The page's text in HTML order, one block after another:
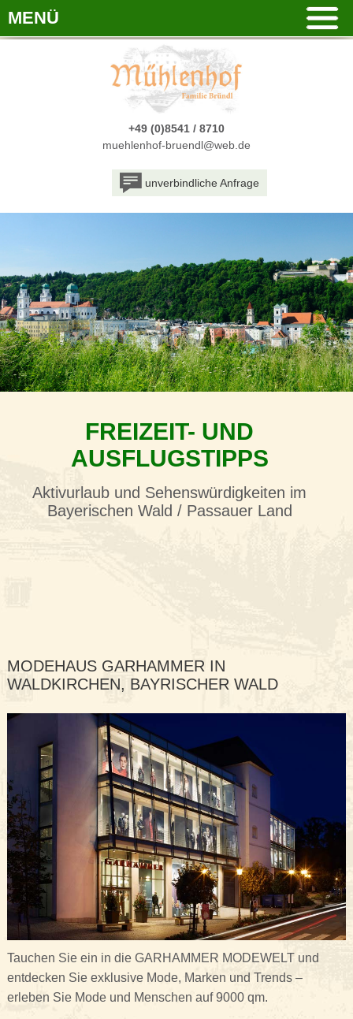
+49 (0)8541 / 8710
muehlenhof-bruendl@web.de
unverbindliche Anfrage
MENÜ
FREIZEIT- UND
AUSFLUGSTIPPS
Aktivurlaub und Sehenswürdigkeiten im
Bayerischen Wald / Passauer Land
MODEHAUS GARHAMMER IN
WALDKIRCHEN, BAYRISCHER WALD
Tauchen Sie ein in die GARHAMMER MODEWELT und
entdecken Sie exklusive Mode, Marken und Trends –
erleben Sie Mode und Menschen auf 9000 qm.